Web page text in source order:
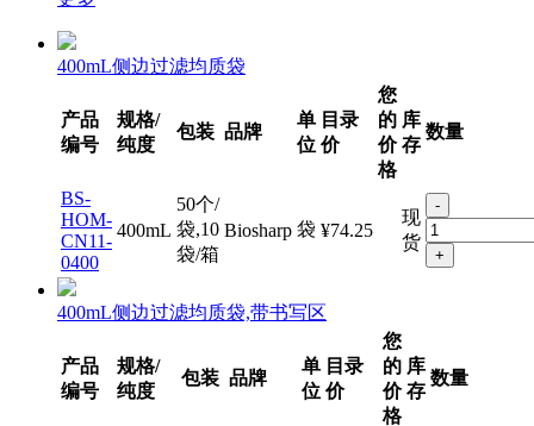
400mL侧边过滤均质袋
产品
编号
规格/
纯度
包装 品牌
单
位
目录
价
您
的
价
格
库
存
数量
BS-
HOM-
CN11-
0400
400mL
50个/
袋,10
袋/箱
Biosharp 袋 ¥74.25
现
货
-
+
400mL侧边过滤均质袋,带书写区
产品
编号
规格/
纯度
包装 品牌
单
位
目录
价
您
的
价
格
库
存
数量